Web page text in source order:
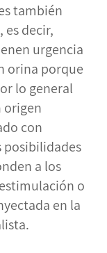
también
decir,
urgencia
orina porque
lo general
origen
con
posibilidades
a los
o
en la